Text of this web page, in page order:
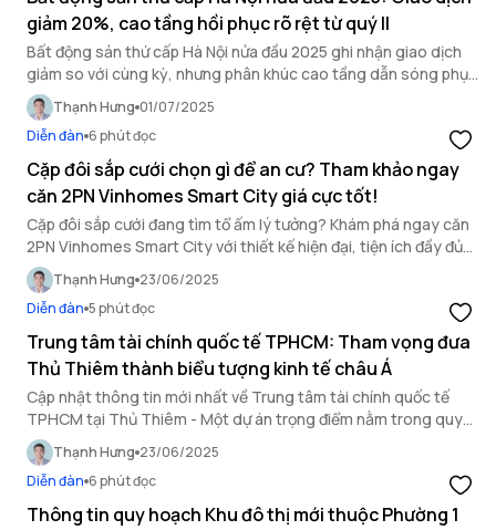
giảm 20%, cao tầng hồi phục rõ rệt từ quý II
Bất động sản thứ cấp Hà Nội nửa đầu 2025 ghi nhận giao dịch
giảm so với cùng kỳ, nhưng phân khúc cao tầng dẫn sóng phục
hồi nhờ giá hợp lý và nhu cầu ở thực
Thạnh Hưng 01/07/2025
Diễn đàn 6 phút đọc
Cặp đôi sắp cưới chọn gì để an cư? Tham khảo ngay
căn 2PN Vinhomes Smart City giá cực tốt!
Cặp đôi sắp cưới đang tìm tổ ấm lý tưởng? Khám phá ngay căn
2PN Vinhomes Smart City với thiết kế hiện đại, tiện ích đầy đủ
và giá cực tốt - lựa chọn hoàn hảo để an cư và đầu tư!
Thạnh Hưng 23/06/2025
Diễn đàn 5 phút đọc
Trung tâm tài chính quốc tế TPHCM: Tham vọng đưa
Thủ Thiêm thành biểu tượng kinh tế châu Á
Cập nhật thông tin mới nhất về Trung tâm tài chính quốc tế
TPHCM tại Thủ Thiêm - Một dự án trọng điểm nằm trong quy
hoạch TPHCM với diện tích lên đến 783 ha.
Thạnh Hưng 23/06/2025
Diễn đàn 6 phút đọc
Thông tin quy hoạch Khu đô thị mới thuộc Phường 1